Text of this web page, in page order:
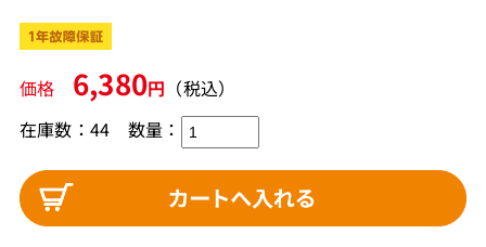
価格 6,380円 （税込）
在庫数：44 数量：